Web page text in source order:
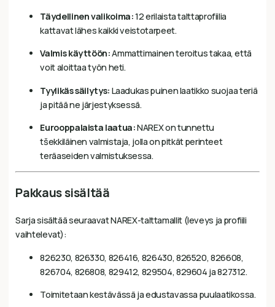
Täydellinen valikoima:12 erilaista talttaprofiilia
kattavat lähes kaikki veistotarpeet.
Valmis käyttöön:Ammattimainen teroitus takaa, että
voit aloittaa työn heti.
Tyylikäs säilytys: Laadukas puinen laatikko suojaa teriä
ja pitää ne järjestyksessä.
Eurooppalaista laatua:NAREX on tunnettu
tšekkiläinen valmistaja, jolla on pitkät perinteet
teräaseiden valmistuksessa.
Pakkaus sisältää
Sarja sisältää seuraavat NAREX-talttamallit (leveys ja profiili
vaihtelevat):
826230, 826330, 826416, 826430, 826520, 826608,
826704, 826808, 829412, 829504, 829604 ja 827312.
Toimitetaan kestävässä ja edustavassa puulaatikossa.